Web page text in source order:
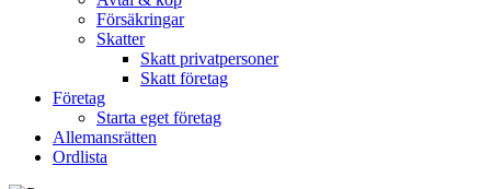
Försäkringar
Skatter
Skatt privatpersoner
Skatt företag
Företag
Starta eget företag
Allemansrätten
Ordlista